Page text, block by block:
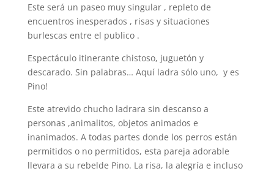
Este será un paseo muy singular , repleto de
encuentros inesperados , risas y situaciones
burlescas entre el publico .
Espectáculo itinerante chistoso, juguetón y
descarado. Sin palabras… Aquí ladra sólo uno, y es
Pino!
Este atrevido chucho ladrara sin descanso a
personas ,animalitos, objetos animados e
inanimados. A todas partes donde los perros están
permitidos o no permitidos, esta pareja adorable
llevara a su rebelde Pino. La risa, la alegría e incluso